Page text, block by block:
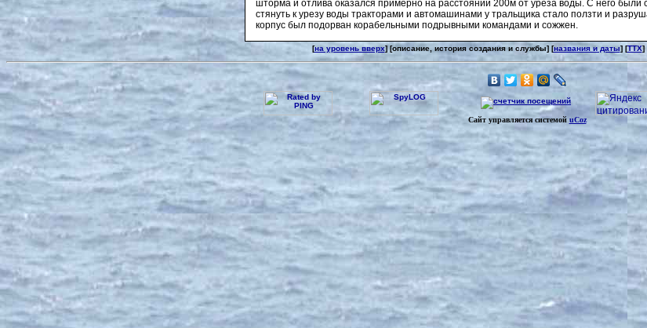
шторма и отлива оказался примерно на расстоянии 200м от уреза воды. С него были
стянуть к урезу воды тракторами и автомашинами у тральщика стало ползти и
корпус был подорван корабельными подрывными командами и сожжен.
[на уровень вверх] [описание, история создания и службы] [названия и даты] [ТТХ]
Сайт управляется системойuCoz